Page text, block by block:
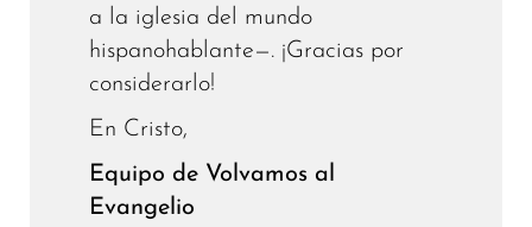
a la iglesia del mundo
hispanohablante—. ¡Gracias por
considerarlo!
En Cristo,
Equipo de Volvamos al
Evangelio